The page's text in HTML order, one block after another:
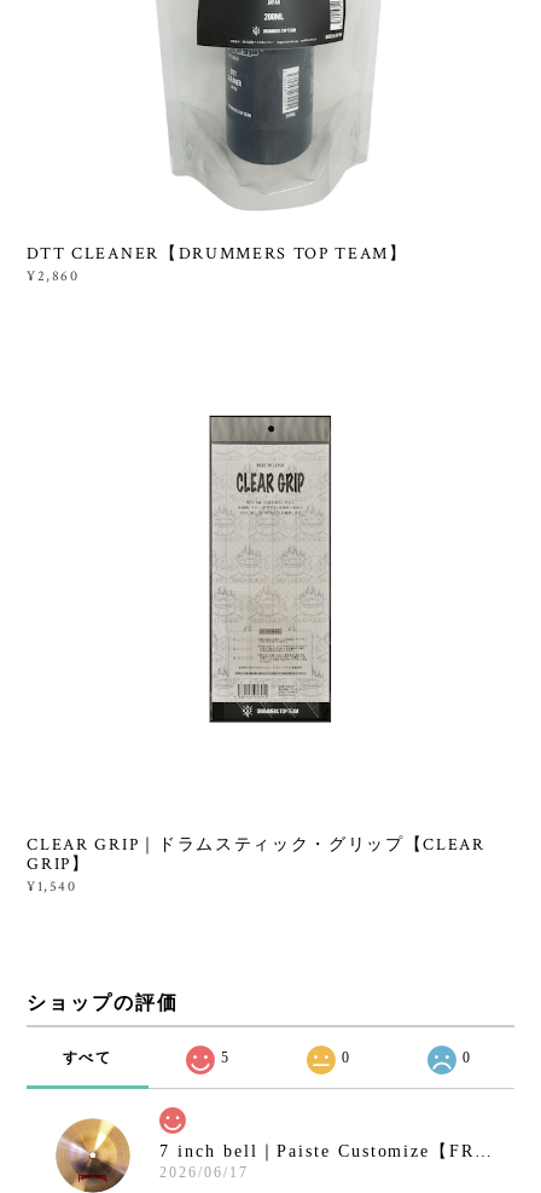
DTT CLEANER【DRUMMERS TOP TEAM】
¥2,860
CLEAR GRIP｜ドラムスティック・グリップ【CLEAR
GRIP】
¥1,540
ショップの評価
すべて 5 0 0
7 inch bell｜Paiste Customize【FRANKEN CYMBAL】
2026/06/17